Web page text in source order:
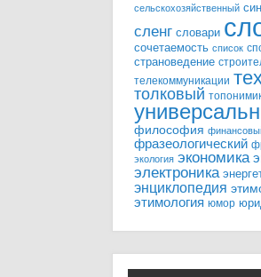
сельскохозяйственный
сленг словари
сочетаемость список
страноведение
телекоммуникации
толковый
философия
фразеологический
экология экономика
электроника
энциклопедия
этимология юмор